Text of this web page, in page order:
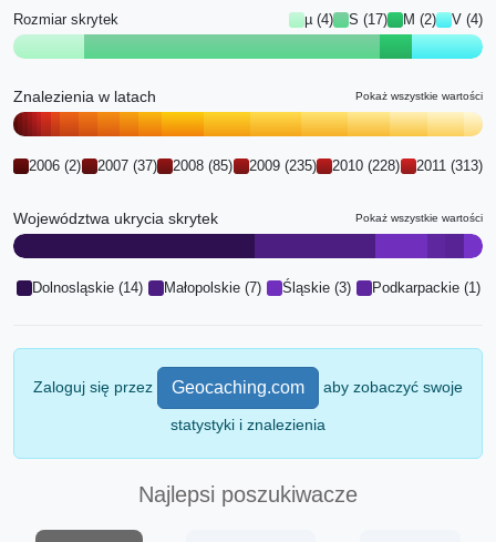
Rozmiar skrytek µ (4) S (17) M (2) V (4)
Znalezienia w latach Pokaż wszystkie wartości
2006 (2) 2007 (37) 2008 (85) 2009 (235) 2010 (228)
2011 (313)
2017 (916)
2018 (1129) 2019 (1814) 2020 (2175)
2021 (2249)
2026 (800)
Województwa ukrycia skrytek Pokaż wszystkie wartości
Dolnosląskie (14) Małopolskie (7) Śląskie (3)
Podkarpackie (1)
Zaloguj się przez Geocaching.com aby zobaczyć swoje
statystyki i znalezienia
Najlepsi poszukiwacze